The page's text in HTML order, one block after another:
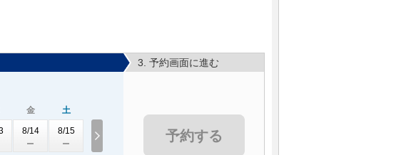
金
8/14
土
8/15
3. 予約画面に進む
予約する